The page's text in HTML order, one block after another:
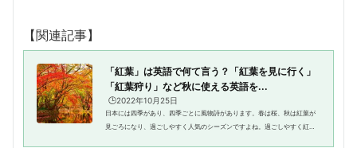
【関連記事】
「紅葉」は英語で何て言う？「紅葉を見に行く」
「紅葉狩り」など秋に使える英語を...
🕒️2022年10月25日
日本には四季があり、四季ごとに風物詩があります。春は桜、秋は紅葉が
見ごろになり、過ごしやすく人気のシーズンですよね。過ごしやすく紅葉